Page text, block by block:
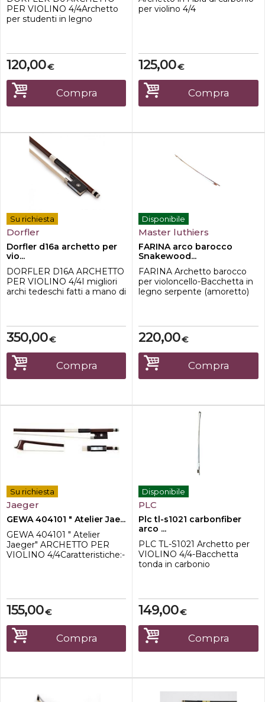
PER VIOLINO 4/4Archetto
per studenti in legno
Massaranduba disegno
Tondo Nasetto di ebano con
occhio Firma a stampa
"Werner" Made in Germania
€
120,00
Compra
per violino 4/4
€
125,00
Compra
Su richiesta
Dorfler
Dorfler d16a archetto per
vio...
DORFLER D16A ARCHETTO
PER VIOLINO 4/4I migliori
archi tedeschi fatti a mano di
Alamaro in Ebano rivestito in
alpacca* Bottone in alpacca
in tre parti con occhiello*
Occhio parigino*
Avvolgimento in alpacca
€
350,00
Compra
Disponibile
Master luthiers
FARINA arco barocco
Snakewood...
FARINA Archetto barocco
per violoncello-Bacchetta in
legno serpente (amoretto)
€
220,00
Compra
Su richiesta
Jaeger
GEWA 404101 " Atelier Jae...
GEWA 404101 " Atelier
Jaeger" ARCHETTO PER
VIOLINO 4/4Caratteristiche:-
€
155,00
Compra
Disponibile
PLC
Plc tl-s1021 carbonfiber
arco ...
PLC TL-S1021 Archetto per
VIOLINO 4/4-Bacchetta
tonda in carbonio
Nasetto in ebano con occhio
in madreperla-Avvolgimento
in argento nichelato-Crini
naturali di cavallo
€
149,00
Compra